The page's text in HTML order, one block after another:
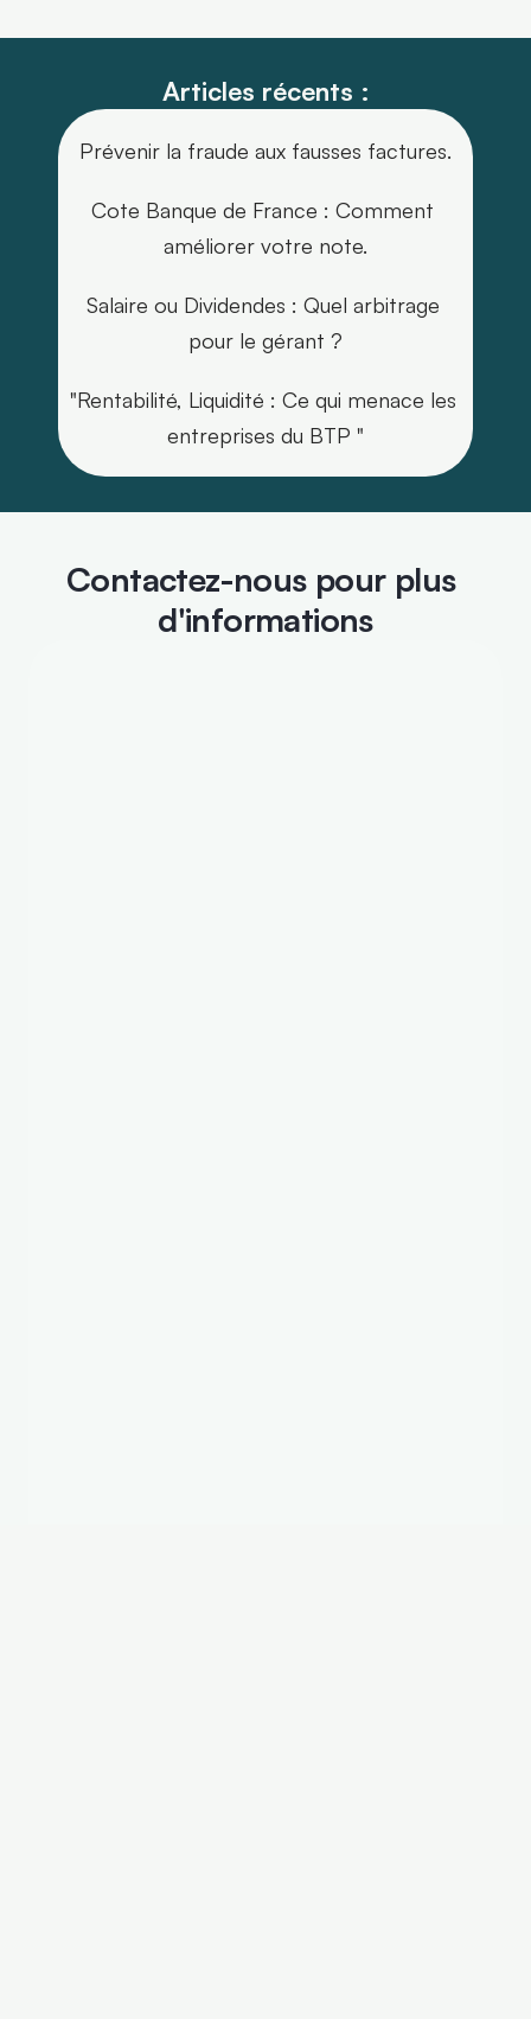
Articles récents :
Prévenir la fraude aux fausses factures.
Cote Banque de France : Comment
améliorer votre note.
Salaire ou Dividendes : Quel arbitrage
pour le gérant ?
"Rentabilité, Liquidité : Ce qui menace les
entreprises du BTP "
Contactez-nous pour plus
d'informations